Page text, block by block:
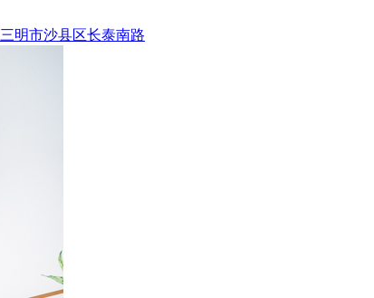
三明市沙县区长泰南路